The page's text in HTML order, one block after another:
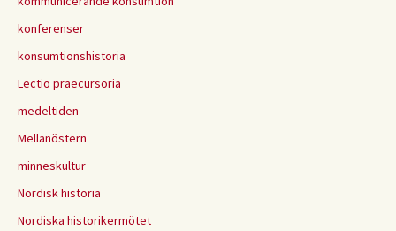
konferenser
konsumtionshistoria
Lectio praecursoria
medeltiden
Mellanöstern
minneskultur
Nordisk historia
Nordiska historikermötet